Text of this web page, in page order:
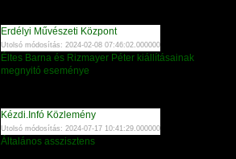
Erdélyi Művészeti Központ
Utolsó módosítás: 2024-02-08 07:46:02.000000
Éltes Barna és Rizmayer Péter kiállításainak
megnyitó eseménye
Kézdi.Infó Közlemény
Utolsó módosítás: 2024-07-17 10:41:29.000000
Általános asszisztens